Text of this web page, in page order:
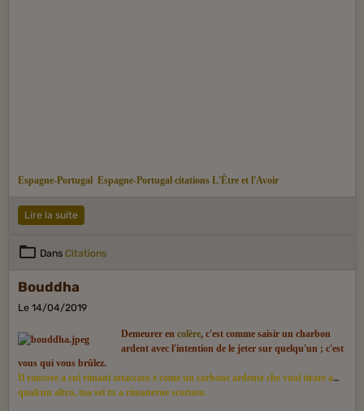
Espagne-Portugal Espagne-Portugal citations L'Être et l'Avoir
Lire la suite
Dans Citations
Bouddha
Le 14/04/2019
Demeurer en colère, c'est comme saisir un charbon
ardent avec l'intention de le jeter sur quelqu'un ; c'est
vous qui vous brûlez.
Il rancore a cui rimani attaccato è come un carbone ardente che vuoi tirare a
qualcun altro, ma sei tu a rimanerne scottato.